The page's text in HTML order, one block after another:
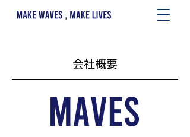
​会社概要